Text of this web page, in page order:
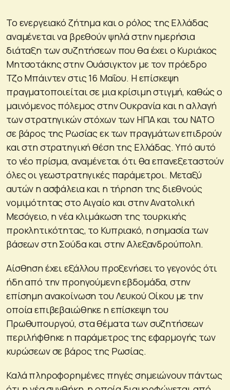
Το ενεργειακό ζήτημα και ο ρόλος της Ελλάδας
αναμένεται να βρεθούν ψηλά στην ημερήσια
διάταξη των συζητήσεων που θα έχει ο Κυριάκος
Μητσοτάκης στην Ουάσιγκτον με τον πρόεδρο
Τζο Μπάιντεν στις 16 Μαΐου. Η επίσκεψη
πραγματοποιείται σε μια κρίσιμη στιγμή, καθώς ο
μαινόμενος πόλεμος στην Ουκρανία και η αλλαγή
των στρατηγικών στόχων των ΗΠΑ και του ΝΑΤΟ
σε βάρος της Ρωσίας εκ των πραγμάτων επιδρούν
και στη στρατηγική θέση της Ελλάδας. Υπό αυτό
το νέο πρίσμα, αναμένεται ότι θα επανεξεταστούν
όλες οι γεωστρατηγικές παράμετροι. Μεταξύ
αυτών η ασφάλεια και η τήρηση της διεθνούς
νομιμότητας στο Αιγαίο και στην Ανατολική
Μεσόγειο, η νέα κλιμάκωση της τουρκικής
προκλητικότητας, το Κυπριακό, η σημασία των
βάσεων στη Σούδα και στην Αλεξανδρούπολη.
Αίσθηση έχει εξάλλου προξενήσει το γεγονός ότι
ήδη από την προηγούμενη εβδομάδα, στην
επίσημη ανακοίνωση του Λευκού Οίκου με την
οποία επιβεβαιώθηκε η επίσκεψη του
Πρωθυπουργού, στα θέματα των συζητήσεων
περιλήφθηκε η παράμετρος της εφαρμογής των
κυρώσεων σε βάρος της Ρωσίας.
Καλά πληροφορημένες πηγές σημειώνουν πάντως